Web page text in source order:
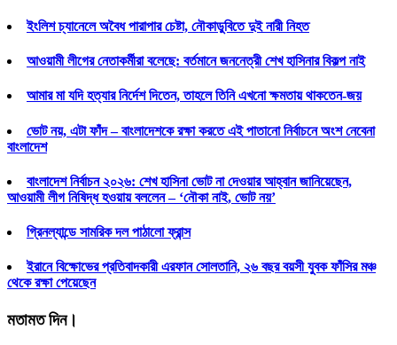
ইংলিশ চ্যানেলে অবৈধ পারাপার চেষ্টা, নৌকাডুবিতে দুই নারী নিহত
আওয়ামী লীগের নেতাকর্মীরা বলেছে: বর্তমানে জননেত্রী শেখ হাসিনার বিকল্প নাই
আমার মা যদি হত্যার নির্দেশ দিতেন, তাহলে তিনি এখনো ক্ষমতায় থাকতেন-জয়
ভোট নয়, এটা ফাঁদ – বাংলাদেশকে রক্ষা করতে এই পাতানো নির্বাচনে অংশ নেবেনা
বাংলাদেশ
বাংলাদেশ নির্বাচন ২০২৬: শেখ হাসিনা ভোট না দেওয়ার আহ্বান জানিয়েছেন,
আওয়ামী লীগ নিষিদ্ধ হওয়ায় বললেন – ‘নৌকা নাই, ভোট নয়’
গ্রিনল্যান্ডে সামরিক দল পাঠালো ফ্রান্স
ইরানে বিক্ষোভের প্রতিবাদকারী এরফান সোলতানি, ২৬ বছর বয়সী যুবক ফাঁসির মঞ্চ
থেকে রক্ষা পেয়েছেন
মতামত দিন।